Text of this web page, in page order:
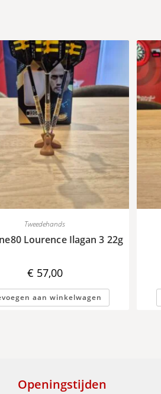
Tweedehands
Lourence Ilagan 3 22g
€ 57,00
aan winkelwagen
Openingstijden